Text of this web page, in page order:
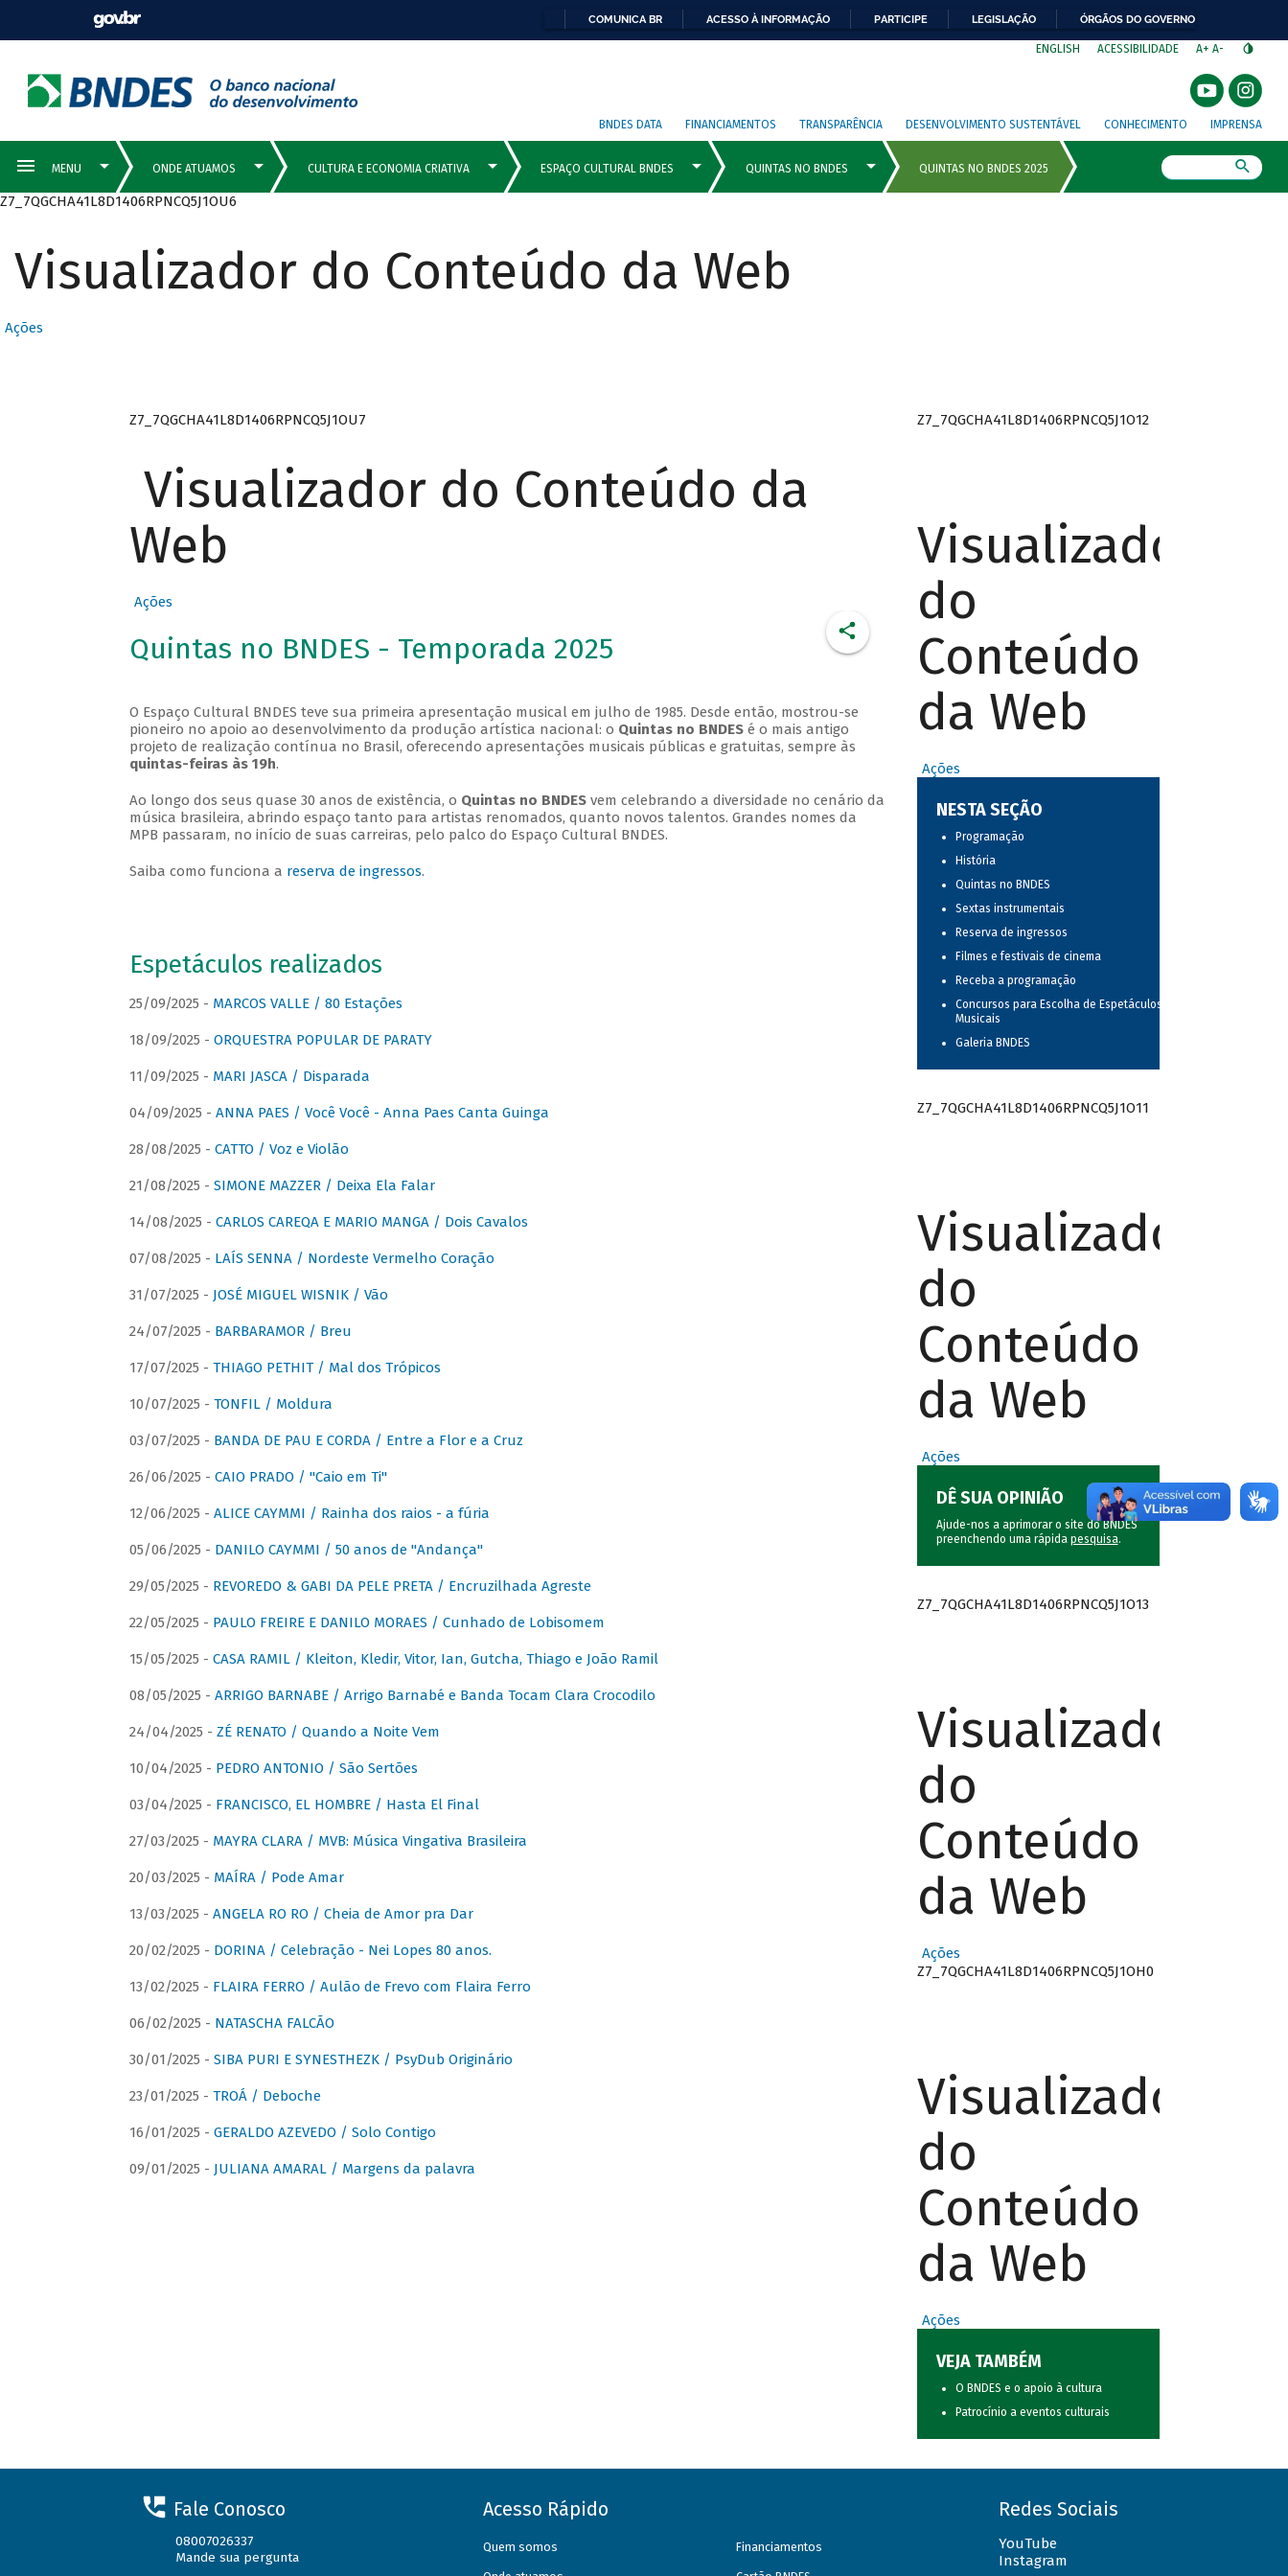
COMUNICA BR ACESSO À INFORMAÇÃO PARTICIPE LEGISLAÇÃO ÓRGÃOS DO GOVERNO
ENGLISH ACESSIBILIDADE A+ A-
BNDES DATA FINANCIAMENTOS TRANSPARÊNCIA DESENVOLVIMENTO SUSTENTÁVEL CONHECIMENTO IMPRENSA
Z7_7QGCHA41L8D1406RPNCQ5J1OU6
Visualizador do Conteúdo da Web
Ações
Z7_7QGCHA41L8D1406RPNCQ5J1OU7
Visualizador do Conteúdo da
Web
Ações
Quintas no BNDES - Temporada 2025
O Espaço Cultural BNDES teve sua primeira apresentação musical em julho de 1985. Desde então, mostrou-se
pioneiro no apoio ao desenvolvimento da produção artística nacional: o Quintas no BNDESé o mais antigo
projeto de realização contínua no Brasil, oferecendo apresentações musicais públicas e gratuitas, sempre às
quintas-feiras às 19h.
Ao longo dos seus quase 30 anos de existência, o Quintas no BNDESvem celebrando a diversidade no cenário da
música brasileira, abrindo espaço tanto para artistas renomados, quanto novos talentos. Grandes nomes da
MPB passaram, no início de suas carreiras, pelo palco do Espaço Cultural BNDES.
Saiba como funciona a reserva de ingressos.
Espetáculos realizados
25/09/2025 - MARCOS VALLE / 80 Estações
18/09/2025 - ORQUESTRA POPULAR DE PARATY
11/09/2025 - MARI JASCA / Disparada
04/09/2025 - ANNA PAES / Você Você - Anna Paes Canta Guinga
28/08/2025 - CATTO / Voz e Violão
21/08/2025 - SIMONE MAZZER / Deixa Ela Falar
14/08/2025 - CARLOS CAREQA E MARIO MANGA / Dois Cavalos
07/08/2025 - LAÍS SENNA / Nordeste Vermelho Coração
31/07/2025 - JOSÉ MIGUEL WISNIK / Vão
24/07/2025 - BARBARAMOR / Breu
17/07/2025 - THIAGO PETHIT / Mal dos Trópicos
10/07/2025 - TONFIL / Moldura
03/07/2025 - BANDA DE PAU E CORDA / Entre a Flor e a Cruz
26/06/2025 - CAIO PRADO / "Caio em Ti"
12/06/2025 - ALICE CAYMMI / Rainha dos raios - a fúria
05/06/2025 - DANILO CAYMMI / 50 anos de "Andança"
29/05/2025 - REVOREDO & GABI DA PELE PRETA / Encruzilhada Agreste
22/05/2025 - PAULO FREIRE E DANILO MORAES / Cunhado de Lobisomem
15/05/2025 - CASA RAMIL / Kleiton, Kledir, Vitor, Ian, Gutcha, Thiago e João Ramil
08/05/2025 - ARRIGO BARNABE / Arrigo Barnabé e Banda Tocam Clara Crocodilo
24/04/2025 - ZÉ RENATO / Quando a Noite Vem
10/04/2025 - PEDRO ANTONIO / São Sertões
03/04/2025 - FRANCISCO, EL HOMBRE / Hasta El Final
27/03/2025 - MAYRA CLARA / MVB: Música Vingativa Brasileira
20/03/2025 - MAÍRA / Pode Amar
13/03/2025 - ANGELA RO RO / Cheia de Amor pra Dar
20/02/2025 - DORINA / Celebração - Nei Lopes 80 anos.
13/02/2025 - FLAIRA FERRO / Aulão de Frevo com Flaira Ferro
06/02/2025 - NATASCHA FALCÃO
30/01/2025 - SIBA PURI E SYNESTHEZK / PsyDub Originário
23/01/2025 - TROÁ / Deboche
16/01/2025 - GERALDO AZEVEDO / Solo Contigo
09/01/2025 - JULIANA AMARAL / Margens da palavra
Z7_7QGCHA41L8D1406RPNCQ5J1O12
Visualizador
do
Conteúdo
da Web
Ações
NESTA SEÇÃO
Programação
História
Quintas no BNDES
Sextas instrumentais
Reserva de ingressos
Filmes e festivais de cinema
Receba a programação
Concursos para Escolha de Espetáculos
Musicais
Galeria BNDES
Z7_7QGCHA41L8D1406RPNCQ5J1O11
Visualizador
do
Conteúdo
da Web
Ações
DÊ SUA OPINIÃO
Ajude-nos a aprimorar o site do BNDES
preenchendo uma rápida pesquisa.
Z7_7QGCHA41L8D1406RPNCQ5J1O13
Visualizador
do
Conteúdo
da Web
Ações
Z7_7QGCHA41L8D1406RPNCQ5J1OH0
Visualizador
do
Conteúdo
da Web
Ações
VEJA TAMBÉM
O BNDES e o apoio à cultura
Patrocínio a eventos culturais
Fale Conosco
08007026337
Mande sua pergunta
Acesso Rápido
Quem somos Financiamentos
Redes Sociais
YouTube
Instagram